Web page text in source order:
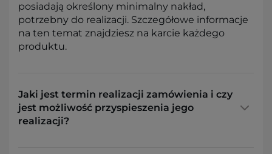
posiadają określony minimalny nakład,
potrzebny do realizacji. Szczegółowe informacje
na ten temat znajdziesz na karcie każdego
produktu.
Jaki jest termin realizacji zamówienia i czy
jest możliwość przyspieszenia jego
realizacji?